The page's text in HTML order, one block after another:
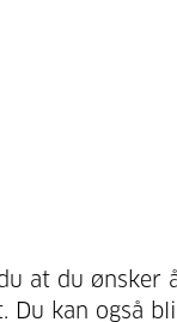
at du ønsker
Du kan også